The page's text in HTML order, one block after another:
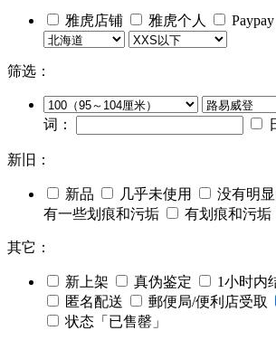
雅虎店铺 雅虎个人 Paypay
筛选：
词：
新旧：
新品 几乎未使用
没有明
有一些划痕和污垢
有划痕和污垢
其它：
新上架 真伪鉴定 1小时内
匿名配送
郵便局/便利店受取
状态「已售罄」